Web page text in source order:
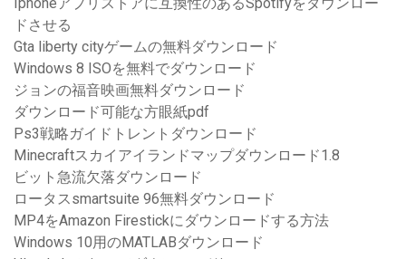
Iphoneアプリストアに互換性のあるSpotifyをダウンロー
ドさせる
Gta liberty cityゲームの無料ダウンロード
Windows 8 ISOを無料でダウンロード
ジョンの福音映画無料ダウンロード
ダウンロード可能な方眼紙pdf
Ps3戦略ガイドトレントダウンロード
Minecraftスカイアイランドマップダウンロード1.8
ビット急流欠落ダウンロード
ロータスsmartsuite 96無料ダウンロード
MP4をAmazon Firestickにダウンロードする方法
Windows 10用のMATLABダウンロード